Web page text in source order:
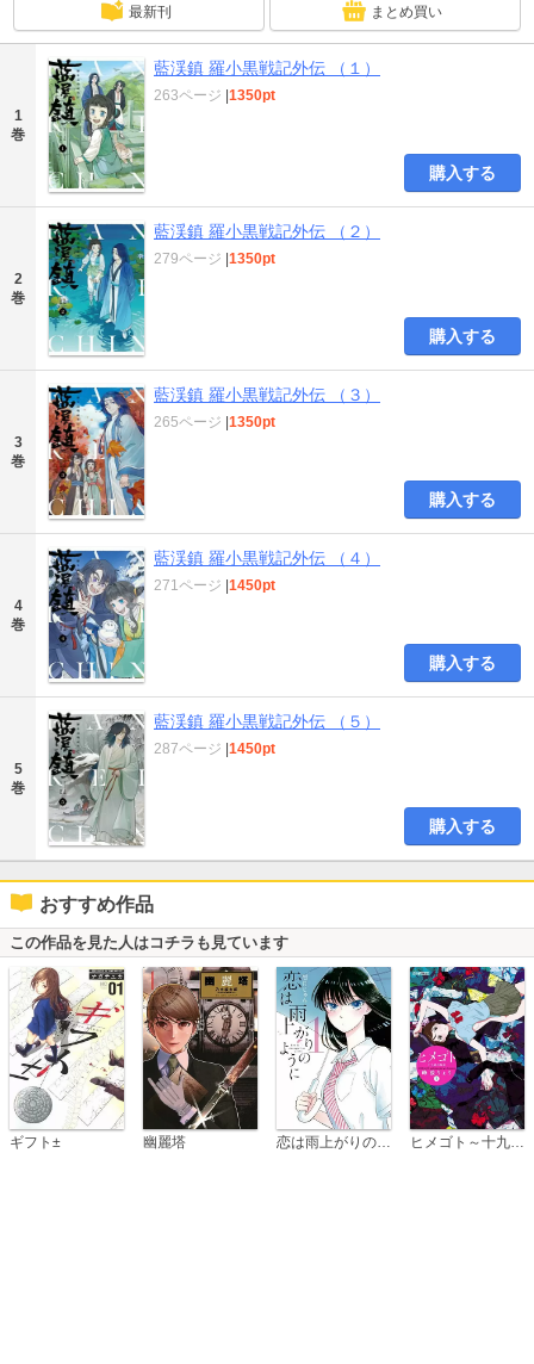
最新刊 まとめ買い
1
巻
藍渓鎮 羅小黒戦記外伝 （１）
263ページ |1350pt
購入する
2
巻
藍渓鎮 羅小黒戦記外伝 （２）
279ページ |1350pt
購入する
3
巻
藍渓鎮 羅小黒戦記外伝 （３）
265ページ |1350pt
購入する
4
巻
藍渓鎮 羅小黒戦記外伝 （４）
271ページ |1450pt
購入する
5
巻
藍渓鎮 羅小黒戦記外伝 （５）
287ページ |1450pt
購入する
おすすめ作品
この作品を見た人はコチラも見ています
ギフト± 幽麗塔 ヒメゴト～十九歳の制服～